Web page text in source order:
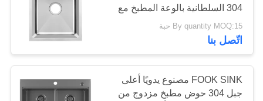
واحد بالوعة المطبخ
بالوعة
304 السلطانية بالوعة المطبخ مع
استنزاف
By quantity MOQ:15 حبة
اتّصل بنا
FOOK SINK مصنوع يدويًا أعلى
جبل 304 حوض مطبخ مزدوج من